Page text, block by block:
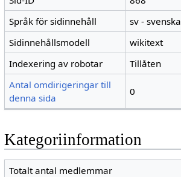
Språk för sidinnehåll
sv - svenska
Sidinnehållsmodell
wikitext
Indexering av robotar
Tillåten
Antal omdirigeringar till
denna sida
0
Kategoriinformation
Totalt antal medlemmar